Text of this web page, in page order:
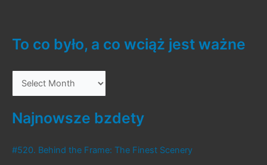
cz.20
To co było, a co wciąż jest ważne
o
c
b
Najnowsze bzdety
#520. Behind the Frame: The Finest Scenery